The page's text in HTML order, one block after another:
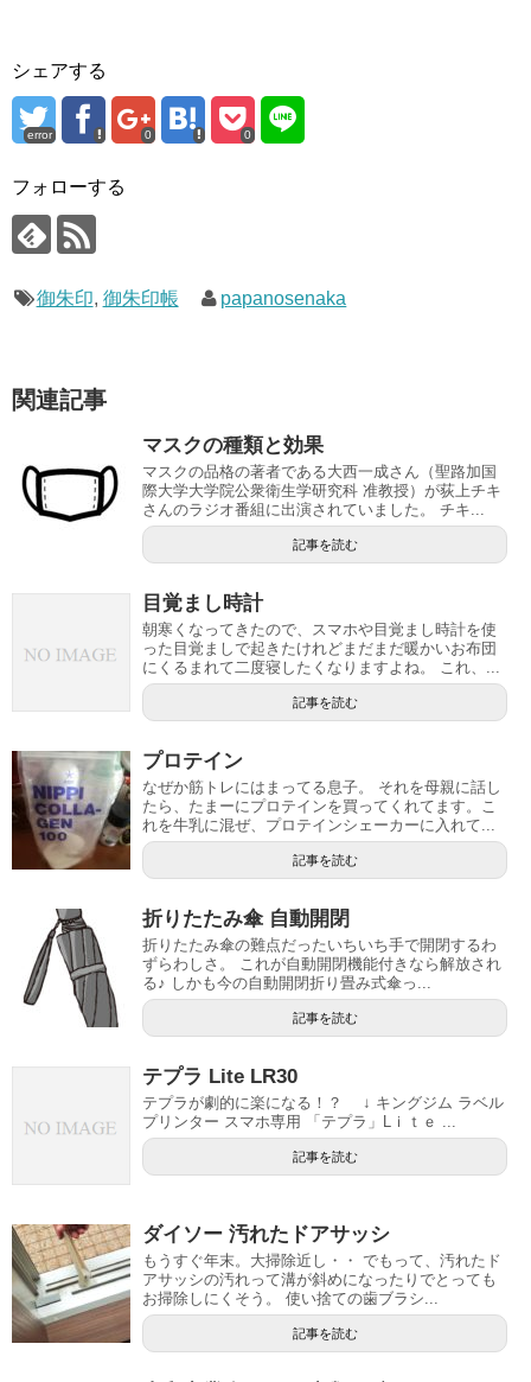
シェアする
error 0 0
フォローする
御朱印, 御朱印帳 papanosenaka
関連記事
マスクの種類と効果
マスクの品格の著者である大西一成さん（聖路加国
際大学大学院公衆衛生学研究科 准教授）が荻上チキ
さんのラジオ番組に出演されていました。 チキ...
記事を読む
目覚まし時計
朝寒くなってきたので、スマホや目覚まし時計を使
った目覚ましで起きたけれどまだまだ暖かいお布団
にくるまれて二度寝したくなりますよね。 これ、...
記事を読む
プロテイン
なぜか筋トレにはまってる息子。 それを母親に話し
たら、たまーにプロテインを買ってくれてます。こ
れを牛乳に混ぜ、プロテインシェーカーに入れて...
記事を読む
折りたたみ傘 自動開閉
折りたたみ傘の難点だったいちいち手で開閉するわ
ずらわしさ。 これが自動開閉機能付きなら解放され
る♪ しかも今の自動開閉折り畳み式傘っ...
記事を読む
テプラ Lite LR30
テプラが劇的に楽になる！？ ↓ キングジム ラベル
プリンター スマホ専用 「テプラ」Lｉｔｅ ...
記事を読む
ダイソー 汚れたドアサッシ
もうすぐ年末。大掃除近し・・ でもって、汚れたド
アサッシの汚れって溝が斜めになったりでとっても
お掃除しにくそう。 使い捨ての歯ブラシ...
記事を読む